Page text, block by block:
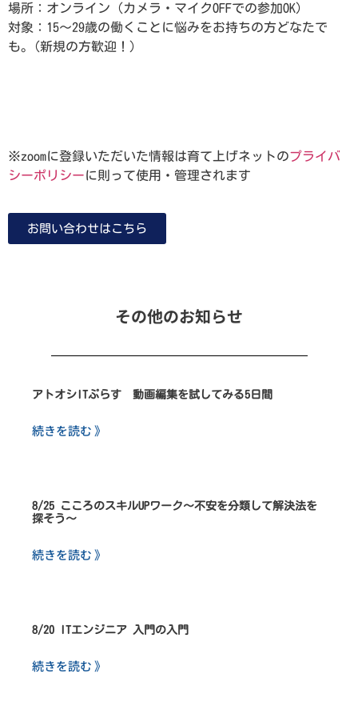
場所：オンライン（カメラ・マイクOFFでの参加OK）
対象：15～29歳の働くことに悩みをお持ちの方どなたで
も。(新規の方歓迎！）
※zoomに登録いただいた情報は育て上げネットのプライバ
シーポリシーに則って使用・管理されます
お問い合わせはこちら
その他のお知らせ
アトオシITぷらす 動画編集を試してみる5日間
続きを読む 》
8/25 こころのスキルUPワーク～不安を分類して解決法を
探そう～
続きを読む 》
8/20 ITエンジニア 入門の入門
続きを読む 》